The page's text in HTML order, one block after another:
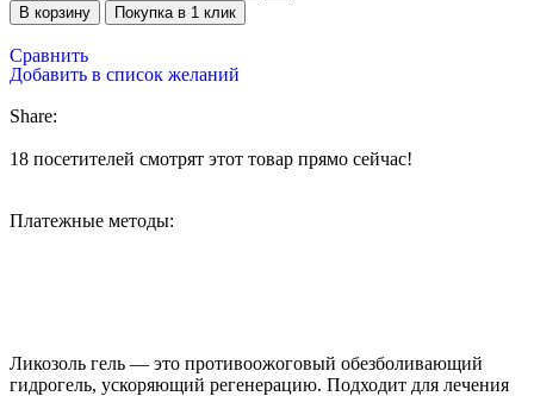
В корзину Покупка в 1 клик
Сравнить
Добавить в список желаний
Share:
18 посетителей смотрят этот товар прямо сейчас!
Платежные методы:
Ликозоль гель — это противоожоговый обезболивающий
гидрогель, ускоряющий регенерацию. Подходит для лечения